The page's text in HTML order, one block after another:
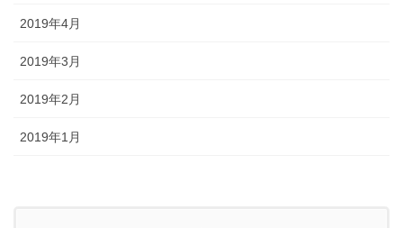
2019年4月
2019年3月
2019年2月
2019年1月